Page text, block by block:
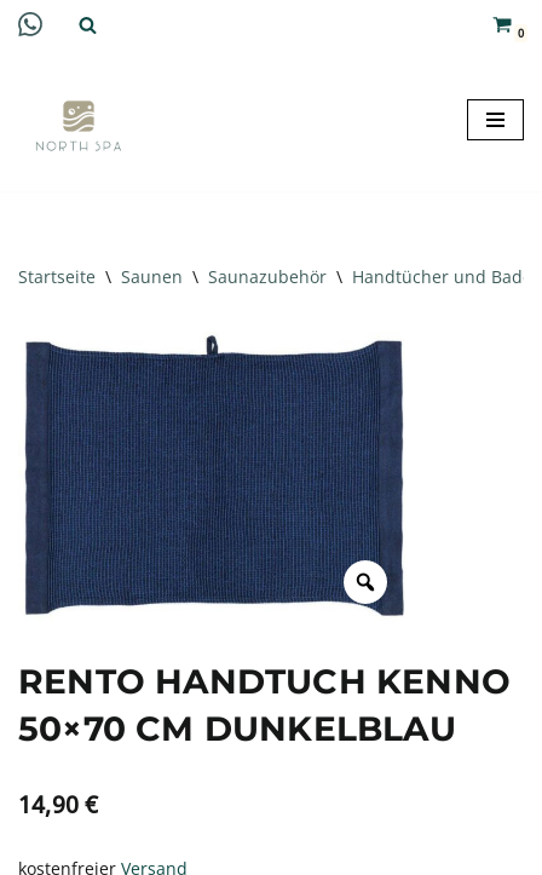
springen
0
Startseite \ Saunen \ Saunazubehör \ Handtücher und
RENTO HANDTUCH KENNO
50×70 CM DUNKELBLAU
14,90€
kostenfreier Versand